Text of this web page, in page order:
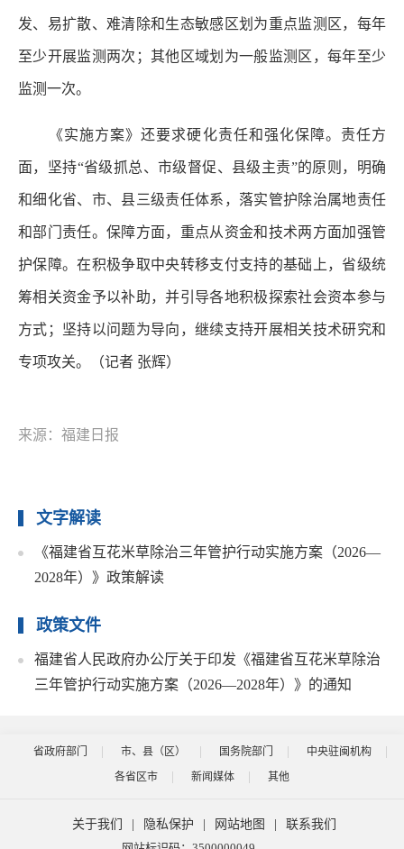
发、易扩散、难清除和生态敏感区划为重点监测区，每年
至少开展监测两次；其他区域划为一般监测区，每年至少
监测一次。
《实施方案》还要求硬化责任和强化保障。责任方
面，坚持“省级抓总、市级督促、县级主责”的原则，明确
和细化省、市、县三级责任体系，落实管护除治属地责任
和部门责任。保障方面，重点从资金和技术两方面加强管
护保障。在积极争取中央转移支付支持的基础上，省级统
筹相关资金予以补助，并引导各地积极探索社会资本参与
方式；坚持以问题为导向，继续支持开展相关技术研究和
专项攻关。 （记者 张辉）
来源：福建日报
文字解读
《福建省互花米草除治三年管护行动实施方案（2026—
2028年）》政策解读
政策文件
福建省人民政府办公厅关于印发《福建省互花米草除治
三年管护行动实施方案（2026—2028年）》的通知
省政府部门 市、县（区） 国务院部门
中央驻闽机构
各省区市
新闻媒体 其他
关于我们 隐私保护 网站地图
联系我们